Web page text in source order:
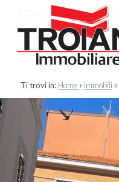
Ti trovi in: Home › Immobili ›